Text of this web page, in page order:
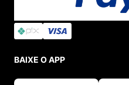
BAIXE O APP